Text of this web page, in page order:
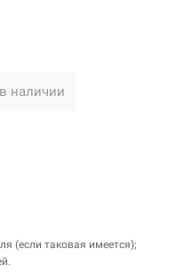
наличии
(если таковая имеется);